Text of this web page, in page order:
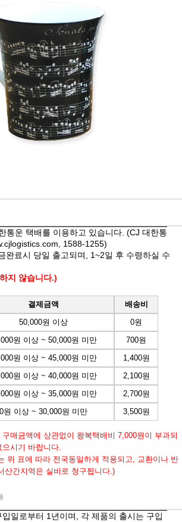
통운 택배를 이용하고 있습니다. (CJ 대한통
, 1588-1255)
완료시 당일 출고되며, 1~2일 후 수령하실 수
지 않습니다.)
결제금액
배송비
50,000원 이상
0원
원 이상 ~ 50,000원 미만
700원
원 이상 ~ 45,000원 미만
1,400원
원 이상 ~ 40,000원 미만
2,100원
원 이상 ~ 35,000원 미만
2,700원
0원 이상 ~ 30,000원 미만 3,500원
매금액에 상관없이 왕복택배비 7,000원이 부과되
시기 바랍니다.
위 표에 따라 전국동일하게 적용되고, 교환이나 반
산간지역은 실비로 청구됩니다.)
일로부터 1년이며, 각 제품의 출시는 구입